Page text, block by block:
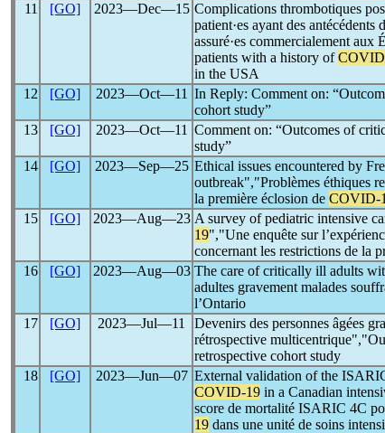
11 [GO] 2023―Dec―15 Complications thrombotiques
patient·es ayant des antécédents
assuré·es commercialement
patients with a history of
in the USA
12 [GO] 2023―Oct―11 In Reply: Comment on:
cohort study”
13 [GO] 2023―Oct―11 Comment on: “Outcomes of
study”
14 [GO] 2023―Sep―25 Ethical issues encountered by
outbreak","Problèmes éthiques
la première éclosion de COVID-
15 [GO] 2023―Aug―23 A survey of pediatric intensive
19","Une enquête sur
concernant les restrictions de la
16 [GO] 2023―Aug―03 The care of critically ill adults
adultes gravement malades
l’Ontario
17 [GO] 2023―Jul―11 Devenirs des personnes âgées
rétrospective
retrospective cohort study
18 [GO] 2023―Jun―07 External validation of the
COVID-19 in a Canadian
score de mortalité ISARIC 4C
19 dans une unité de soins